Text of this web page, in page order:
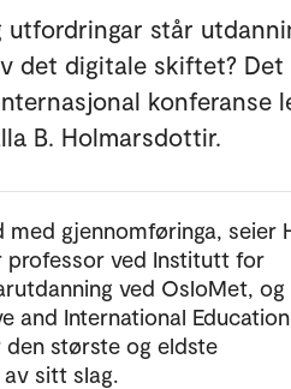
utfordringar står
det digitale skiftet? Det
konferanse
B. Holmarsdottir.
med gjennomføringa, seier
professor ved Institutt for
ved OsloMet, og
and International Education
den største og eldste
sitt slag.